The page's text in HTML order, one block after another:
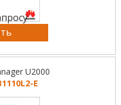
U2000
E